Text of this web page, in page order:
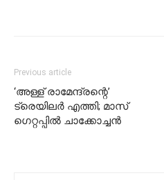
Previous article
‘അള്ള് രാമേന്ദ്രന്റെ’
ട്രെയിലര്‍ എത്തി; മാസ്
ഗെറ്റപ്പില്‍ ചാക്കോച്ചന്‍